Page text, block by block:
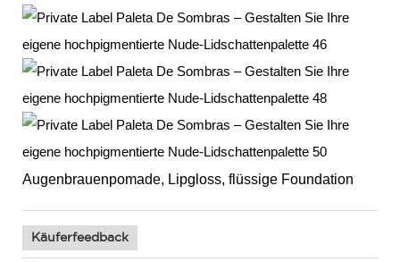
Augenbrauenpomade, Lipgloss, flüssige Foundation
Käuferfeedback